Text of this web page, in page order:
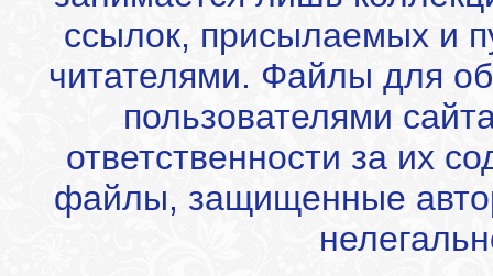
ссылок, присылаемых и
читателями. Файлы для
пользователями
ответственности за их
файлы, защищенные